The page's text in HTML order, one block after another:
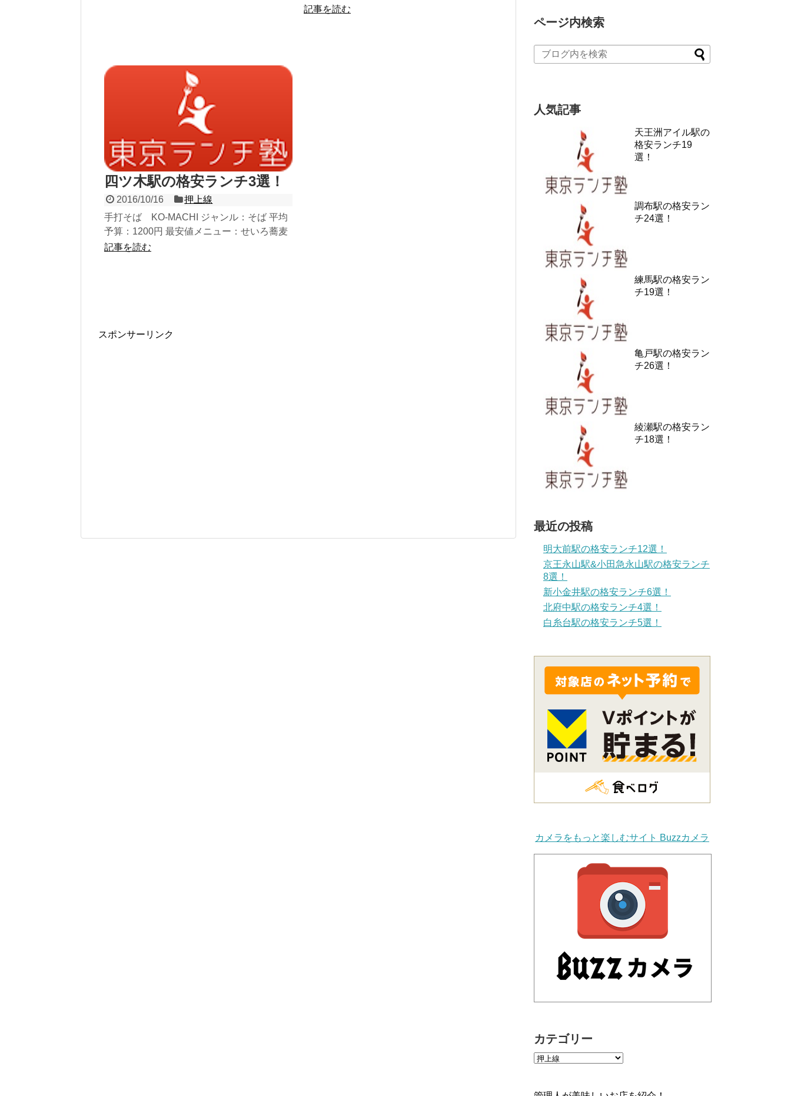
ジャンル：焼肉...
記事を読む
四ツ木駅の格安ランチ3選！
2016/10/16
押上線
手打そば KO-MACHI ジャンル：そば 平均
予算：1200円 最安値メニュー：せいろ蕎麦
最安値：550円 ...
記事を読む
スポンサーリンク
ページ内検索
人気記事
天王洲アイル駅の
格安ランチ19
選！
調布駅の格安ラン
チ24選！
練馬駅の格安ラン
チ19選！
亀戸駅の格安ラン
チ26選！
綾瀬駅の格安ラン
チ18選！
最近の投稿
明大前駅の格安ランチ12選！
京王永山駅&小田急永山駅の格安ランチ
8選！
新小金井駅の格安ランチ6選！
北府中駅の格安ランチ4選！
白糸台駅の格安ランチ5選！
カメラをもっと楽しむサイト Buzzカメラ
カテゴリー